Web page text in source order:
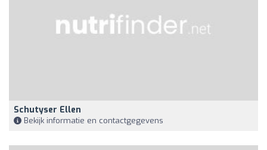
Schutyser Ellen
Bekijk informatie en contactgegevens